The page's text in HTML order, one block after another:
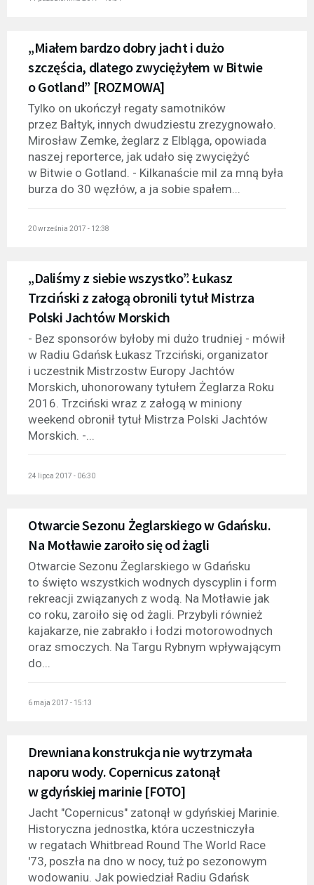
„Miałem bardzo dobry jacht i dużo
szczęścia, dlatego zwyciężyłem w Bitwie
o Gotland” [ROZMOWA]
Tylko on ukończył regaty samotników
przez Bałtyk, innych dwudziestu zrezygnowało.
Mirosław Zemke, żeglarz z Elbląga, opowiada
naszej reporterce, jak udało się zwyciężyć
w Bitwie o Gotland. - Kilkanaście mil za mną była
burza do 30 węzłów, a ja sobie spałem...
20 września 2017 - 12:38
„Daliśmy z siebie wszystko”. Łukasz
Trzciński z załogą obronili tytuł Mistrza
Polski Jachtów Morskich
- Bez sponsorów byłoby mi dużo trudniej - mówił
w Radiu Gdańsk Łukasz Trzciński, organizator
i uczestnik Mistrzostw Europy Jachtów
Morskich, uhonorowany tytułem Żeglarza Roku
2016. Trzciński wraz z załogą w miniony
weekend obronił tytuł Mistrza Polski Jachtów
Morskich. -...
24 lipca 2017 - 06:30
Otwarcie Sezonu Żeglarskiego w Gdańsku.
Na Motławie zaroiło się od żagli
Otwarcie Sezonu Żeglarskiego w Gdańsku
to święto wszystkich wodnych dyscyplin i form
rekreacji związanych z wodą. Na Motławie jak
co roku, zaroiło się od żagli. Przybyli również
kajakarze, nie zabrakło i łodzi motorowodnych
oraz smoczych. Na Targu Rybnym wpływającym
do...
6 maja 2017 - 15:13
Drewniana konstrukcja nie wytrzymała
naporu wody. Copernicus zatonął
w gdyńskiej marinie [FOTO]
Jacht "Copernicus" zatonął w gdyńskiej Marinie.
Historyczna jednostka, która uczestniczyła
w regatach Whitbread Round The World Race
'73, poszła na dno w nocy, tuż po sezonowym
wodowaniu. Jak powiedział Radiu Gdańsk